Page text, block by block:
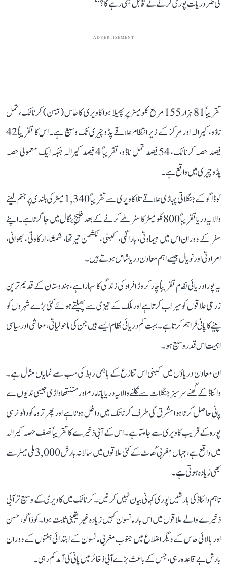
کی ضروریات پوری کرنے کے قابل بھی رہے گا؟‘‘
ADVERTISEMENT
تقریباً 81 ہزار 155 مربع کلومیٹر پر پھیلا ہوا کاویری کا طاس (بیسن) کرناٹک، تمل
ناڈو، کیرالہ اور مرکز کے زیر انتظام علاقے پڈوچیری تک وسیع ہے۔ اس کا تقریباً 42
فیصد حصہ کرناٹک، 54 فیصد تمل ناڈو، تقریباً 4 فیصد کیرالہ جبکہ ایک معمولی حصہ
پڈوچیری میں واقع ہے۔
کوڈاگو کے جنگلاتی پہاڑی علاقے تلاکاویری سے تقریباً 1,340 میٹر کی بلندی پر جنم لینے
والا یہ دریا تقریباً 800 کلومیٹر کا سفر طے کرنے کے بعد خلیجِ بنگال میں جا گرتا ہے۔ اپنے
سفر کے دوران اس میں ہیماوتی، ہارانگی، کبنی، لکشمن تیرتھا، شمشا، ارکاوتی، بھوانی،
امراوتی اور نویال جیسے اہم معاون دریا شامل ہوتے ہیں۔
یہ پورا دریائی نظام تقریباً چار کروڑ افراد کی زندگی کا سہارا ہے، ہندوستان کے قدیم ترین
زرعی علاقوں کو سیراب کرتا ہے اور ملک کے تیزی سے پھیلتے ہوئے کئی بڑے شہروں کو
پینے کا پانی فراہم کرتا ہے۔ بہت کم دریائی نظام ایسے ہیں جن کی ماحولیاتی، معاشی اور سیاسی
اہمیت اس قدر وسیع ہو۔
ان معاون دریاؤں میں کبنی اس تنازع کے باہمی ربط کی سب سے نمایاں مثال ہے۔
وائناڈ کے گھنے سرسبز جنگلات سے نکلنے والا یہ دریا پانامارم اور مننتھاواڑی جیسی ندیوں سے
پانی حاصل کرتا ہوا مشرق کی طرف کرناٹک میں داخل ہوتا ہے اور پھر تروماکودالو نرسی
پورہ کے قریب کاویری سے جا ملتا ہے۔ اس کے آبی ذخیرے کا تقریباً نصف حصہ کیرالہ
میں واقع ہے، جہاں مغربی گھاٹ کے کئی علاقوں میں سالانہ بارش 3,000 ملی میٹر سے
بھی زیادہ ہوتی ہے۔
تاہم وائناڈ کی بارشیں پوری کہانی بیان نہیں کرتیں۔ کرناٹک میں کاویری کے وسیع تر آبی
ذخیرے والے علاقوں میں اس بار مانسون کہیں زیادہ غیر یقینی ثابت ہوا۔ کوڈاگو، حسن
اور بالائی طاس کے دیگر اضلاع میں جنوب مغربی مانسون کے ابتدائی ہفتوں کے دوران
بارش بے قاعدہ رہی، جس کے باعث بڑے آبی ذخائر میں پانی کی آمد کم رہی۔